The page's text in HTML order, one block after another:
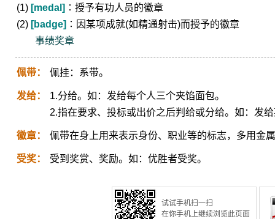
(1) [medal] ∶授予有功人员的徽章
(2) [badge] ∶因某项成就(如精通射击)而授予的徽章
事绩奖章
佩带： 佩挂：系带。
发给：
1.分给。如：发给每个人三个夹馅面包。
2.指在要求、投标或出价之后判给或分给。如：发
徽章： 佩带在身上用来表示身份、职业等的标志，多用金
受奖： 受到奖赏、奖励。如：优胜者受奖。
试试手机扫一扫
在你手机上继续浏览此页面